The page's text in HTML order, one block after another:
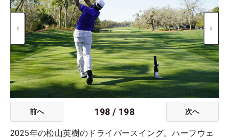
前へ 198 / 198 次へ
2025年の松山英樹のドライバースイング。ハーフウェ